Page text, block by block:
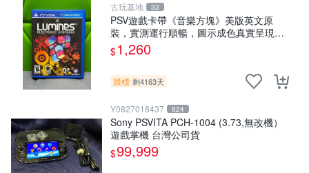
古玩基地 33
PSV遊戲卡帶《音樂方塊》美版英文原
裝，實測運行順暢，圖示成色真實呈現，
拍下即視同確認。 音樂方塊 PSV 游戲 卡
帶
$1,260
競標 剩4163天
Y0827018437 824
Sony PSVITA PCH-1004 (3.73,無改機）
遊戲掌機 台灣公司貨
$99,999